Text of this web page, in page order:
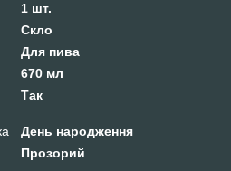
1 шт.
Скло
Для пива
670 мл
Так
День народження
Прозорий